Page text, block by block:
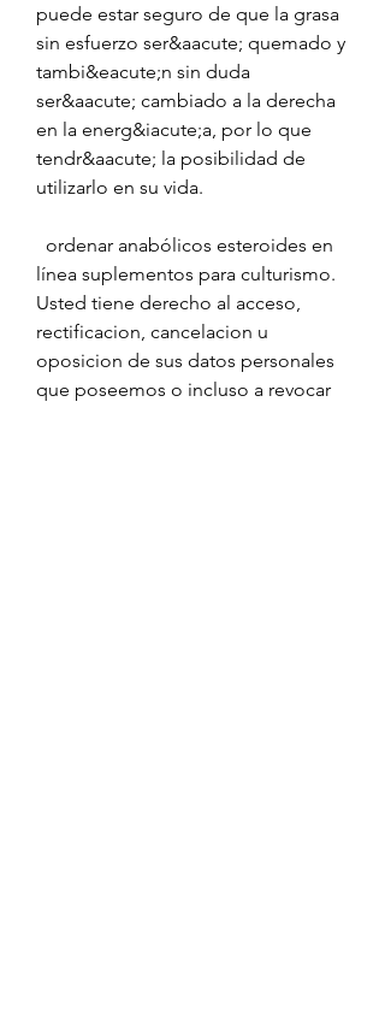
puede estar seguro de que la grasa
sin esfuerzo ser&aacute; quemado y
tambi&eacute;n sin duda
ser&aacute; cambiado a la derecha
en la energ&iacute;a, por lo que
tendr&aacute; la posibilidad de
utilizarlo en su vida.
línea suplementos para culturismo.
Usted tiene derecho al acceso,
rectificacion, cancelacion u
oposicion de sus datos personales
que poseemos o incluso a revocar